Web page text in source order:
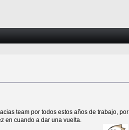
team por todos estos años de trabajo,
en cuando a dar una vuelta.